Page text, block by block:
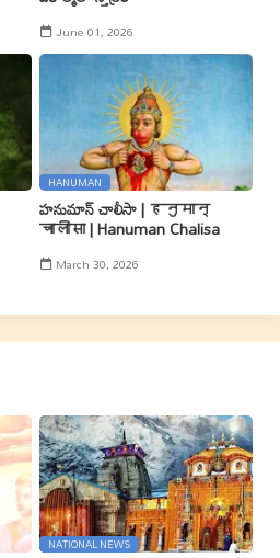
June 01, 2026
HANUMAN
హనుమాన్ చాలీసా | हनुमान्
चालीसा | Hanuman Chalisa
March 30, 2026
NATIONAL NEWS